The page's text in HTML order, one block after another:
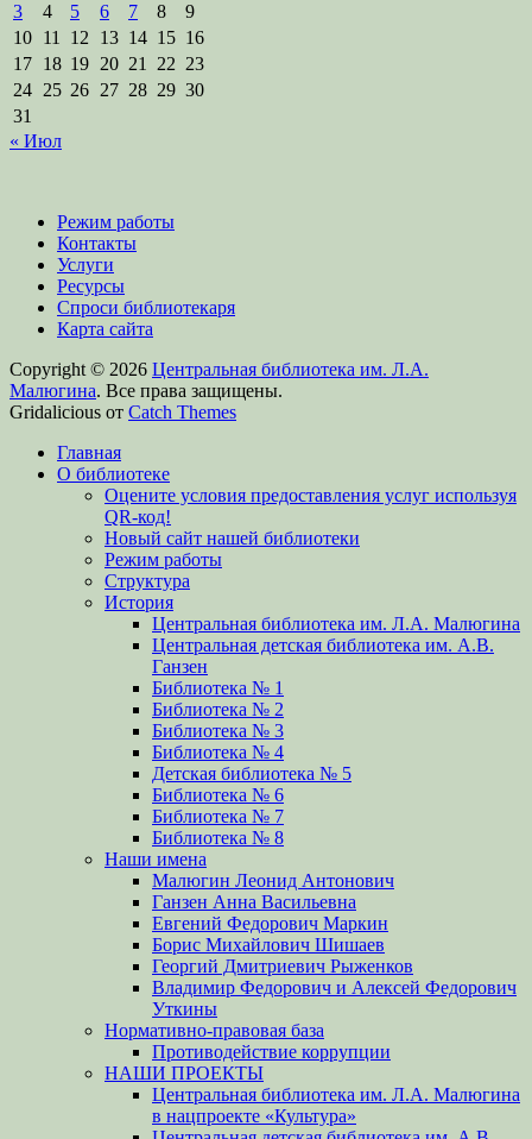
3
4 5 6 7 8
9
10 11 12 13 14 15 16
17 18 19 20 21 22 23
24 25 26 27 28 29 30
31
« Июл
Режим работы
Контакты
Услуги
Ресурсы
Спроси библиотекаря
Карта сайта
Copyright © 2026 Центральная библиотека им. Л.А.
Малюгина. Все права защищены.
Gridalicious от Catch Themes
вверх
Главная
О библиотеке
Оцените условия предоставления услуг используя
QR-код!
Новый сайт нашей библиотеки
Режим работы
Структура
История
Центральная библиотека им. Л.А. Малюгина
Центральная детская библиотека им. А.В.
Ганзен
Библиотека № 1
Библиотека № 2
Библиотека № 3
Библиотека № 4
Детская библиотека № 5
Библиотека № 6
Библиотека № 7
Библиотека № 8
Наши имена
Малюгин Леонид Антонович
Ганзен Анна Васильевна
Евгений Федорович Маркин
Борис Михайлович Шишаев
Георгий Дмитриевич Рыженков
Владимир Федорович и Алексей Федорович
Уткины
Нормативно-правовая база
Противодействие коррупции
НАШИ ПРОЕКТЫ
Центральная библиотека им. Л.А. Малюгина
в нацпроекте «Культура»